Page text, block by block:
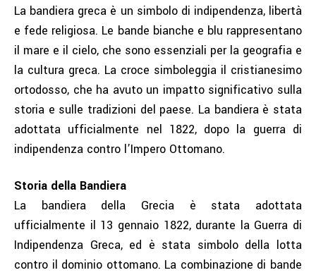
La bandiera greca è un simbolo di indipendenza, libertà
e fede religiosa. Le bande bianche e blu rappresentano
il mare e il cielo, che sono essenziali per la geografia e
la cultura greca. La croce simboleggia il cristianesimo
ortodosso, che ha avuto un impatto significativo sulla
storia e sulle tradizioni del paese. La bandiera è stata
adottata ufficialmente nel 1822, dopo la guerra di
indipendenza contro l’Impero Ottomano.
Storia della Bandiera
La bandiera della Grecia è stata adottata
ufficialmente il 13 gennaio 1822, durante la Guerra di
Indipendenza Greca, ed è stata simbolo della lotta
contro il dominio ottomano. La combinazione di bande